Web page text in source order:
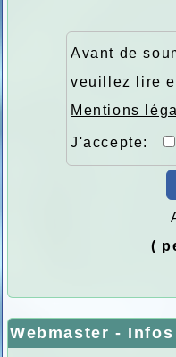
Avant de
veuillez lire
Mentions
J'accepte:
(
Webmaster - Infos